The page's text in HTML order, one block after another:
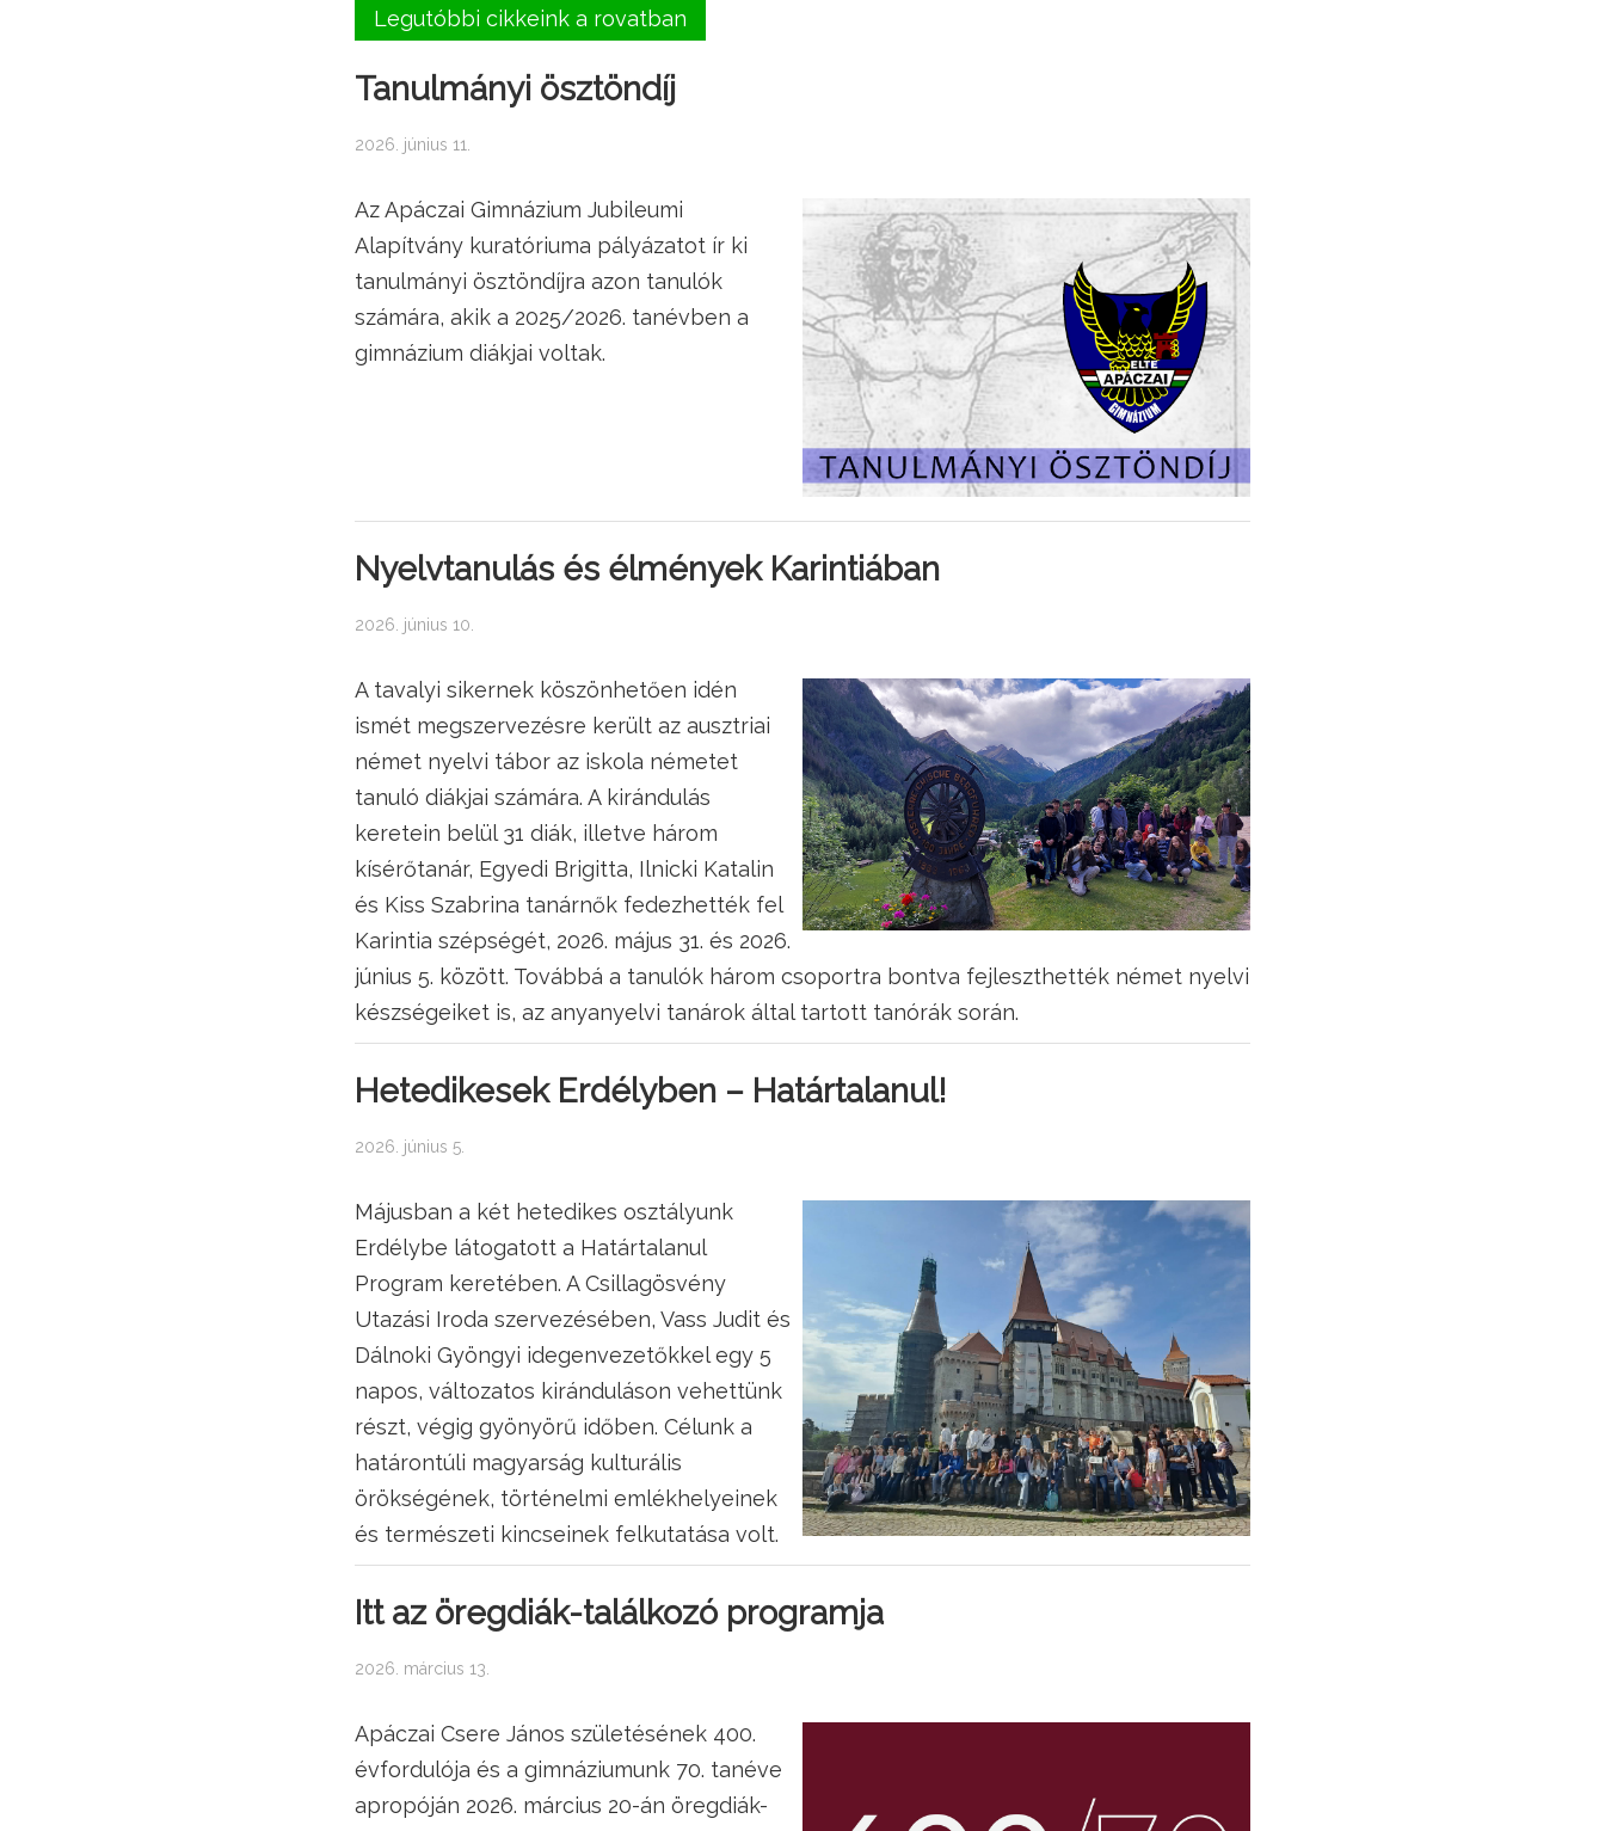
Legutóbbi cikkeink a rovatban
Tanulmányi ösztöndíj
2026. június 11.
Az Apáczai Gimnázium Jubileumi
Alapítvány kuratóriuma pályázatot ír ki
tanulmányi ösztöndíjra azon tanulók
számára, akik a 2025/2026. tanévben a
gimnázium diákjai voltak.
Nyelvtanulás és élmények Karintiában
2026. június 10.
A tavalyi sikernek köszönhetően idén
ismét megszervezésre került az ausztriai
német nyelvi tábor az iskola németet
tanuló diákjai számára. A kirándulás
keretein belül 31 diák, illetve három
kísérőtanár, Egyedi Brigitta, Ilnicki Katalin
és Kiss Szabrina tanárnők fedezhették fel
Karintia szépségét, 2026. május 31. és 2026.
június 5. között. Továbbá a tanulók három csoportra bontva fejleszthették német nyelvi
készségeiket is, az anyanyelvi tanárok által tartott tanórák során.
Hetedikesek Erdélyben – Határtalanul!
2026. június 5.
Májusban a két hetedikes osztályunk
Erdélybe látogatott a Határtalanul
Program keretében. A Csillagösvény
Utazási Iroda szervezésében, Vass Judit és
Dálnoki Gyöngyi idegenvezetőkkel egy 5
napos, változatos kiránduláson vehettünk
részt, végig gyönyörű időben. Célunk a
határontúli magyarság kulturális
örökségének, történelmi emlékhelyeinek
és természeti kincseinek felkutatása volt.
Itt az öregdiák-találkozó programja
2026. március 13.
Apáczai Csere János születésének 400.
évfordulója és a gimnáziumunk 70. tanéve
apropóján 2026. március 20-án öregdiák-